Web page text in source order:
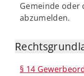
Gemeinde oder
abzumelden.
§ 14